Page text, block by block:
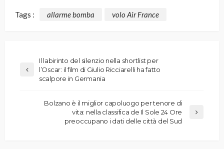
Tags : allarme bomba volo Air France
Il labirinto del silenzio nella shortlist per
l’Oscar: il film di Giulio Ricciarelli ha fatto
scalpore in Germania
Bolzano è il miglior capoluogo per tenore di
vita: nella classifica de Il Sole 24 Ore
preoccupano i dati delle città del Sud